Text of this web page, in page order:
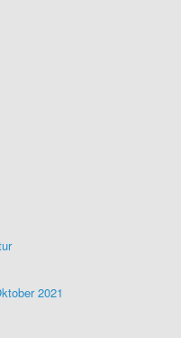
2021